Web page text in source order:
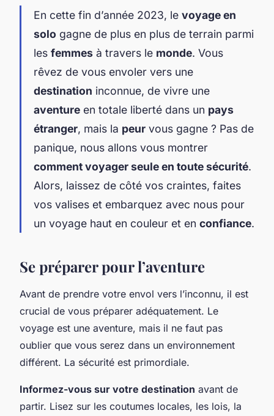
En cette fin d’année 2023, le voyage en
solo gagne de plus en plus de terrain parmi
les femmes à travers le monde. Vous
rêvez de vous envoler vers une
destination inconnue, de vivre une
aventure en totale liberté dans un pays
étranger, mais la peur vous gagne ? Pas de
panique, nous allons vous montrer
comment voyager seule en toute sécurité.
Alors, laissez de côté vos craintes, faites
vos valises et embarquez avec nous pour
un voyage haut en couleur et en confiance.
Se préparer pour l’aventure
Avant de prendre votre envol vers l’inconnu, il est
crucial de vous préparer adéquatement. Le
voyage est une aventure, mais il ne faut pas
oublier que vous serez dans un environnement
différent. La sécurité est primordiale.
Informez-vous sur votre destination avant de
partir. Lisez sur les coutumes locales, les lois, la